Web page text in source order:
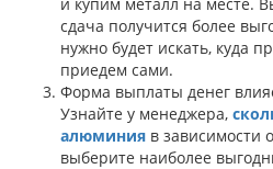
сдача получится более
нужно будет искать, куда
приедем сами.
Форма выплаты денег
Узнайте у менеджера,
алюминия в зависимости
выберите наиболее